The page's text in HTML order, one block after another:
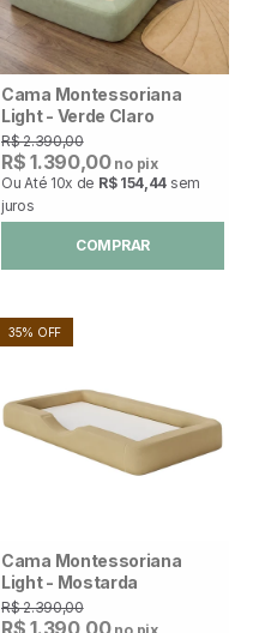
Cama Montessoriana
Light - Verde Claro
R$ 2.390,00
R$ 1.390,00no pix
Ou Até 10x de R$ 154,44 sem
juros
COMPRAR
35% OFF
Cama Montessoriana
Light - Mostarda
R$ 2.390,00
R$ 1.390,00